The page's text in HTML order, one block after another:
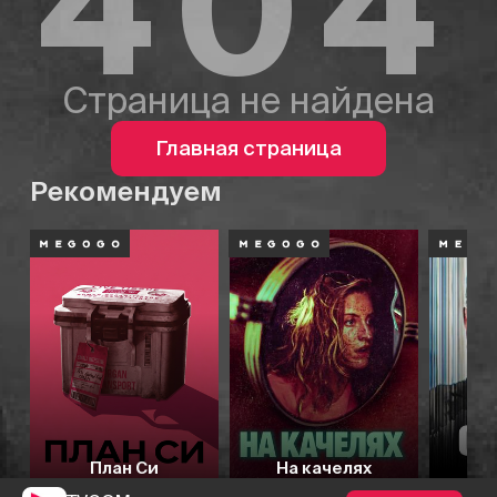
Страница не найдена
Главная страница
Рекомендуем
План Си На качелях